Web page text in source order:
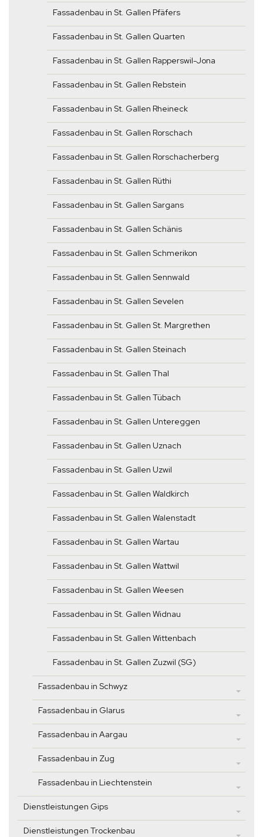
Fassadenbau in St. Gallen Pfäfers
Fassadenbau in St. Gallen Quarten
Fassadenbau in St. Gallen Rapperswil-Jona
Fassadenbau in St. Gallen Rebstein
Fassadenbau in St. Gallen Rheineck
Fassadenbau in St. Gallen Rorschach
Fassadenbau in St. Gallen Rorschacherberg
Fassadenbau in St. Gallen Rüthi
Fassadenbau in St. Gallen Sargans
Fassadenbau in St. Gallen Schänis
Fassadenbau in St. Gallen Schmerikon
Fassadenbau in St. Gallen Sennwald
Fassadenbau in St. Gallen Sevelen
Fassadenbau in St. Gallen St. Margrethen
Fassadenbau in St. Gallen Steinach
Fassadenbau in St. Gallen Thal
Fassadenbau in St. Gallen Tübach
Fassadenbau in St. Gallen Untereggen
Fassadenbau in St. Gallen Uznach
Fassadenbau in St. Gallen Uzwil
Fassadenbau in St. Gallen Waldkirch
Fassadenbau in St. Gallen Walenstadt
Fassadenbau in St. Gallen Wartau
Fassadenbau in St. Gallen Wattwil
Fassadenbau in St. Gallen Weesen
Fassadenbau in St. Gallen Widnau
Fassadenbau in St. Gallen Wittenbach
Fassadenbau in St. Gallen Zuzwil (SG)
Fassadenbau in Schwyz
Fassadenbau in Glarus
Fassadenbau in Aargau
Fassadenbau in Zug
Fassadenbau in Liechtenstein
Dienstleistungen Gips
Dienstleistungen Trockenbau